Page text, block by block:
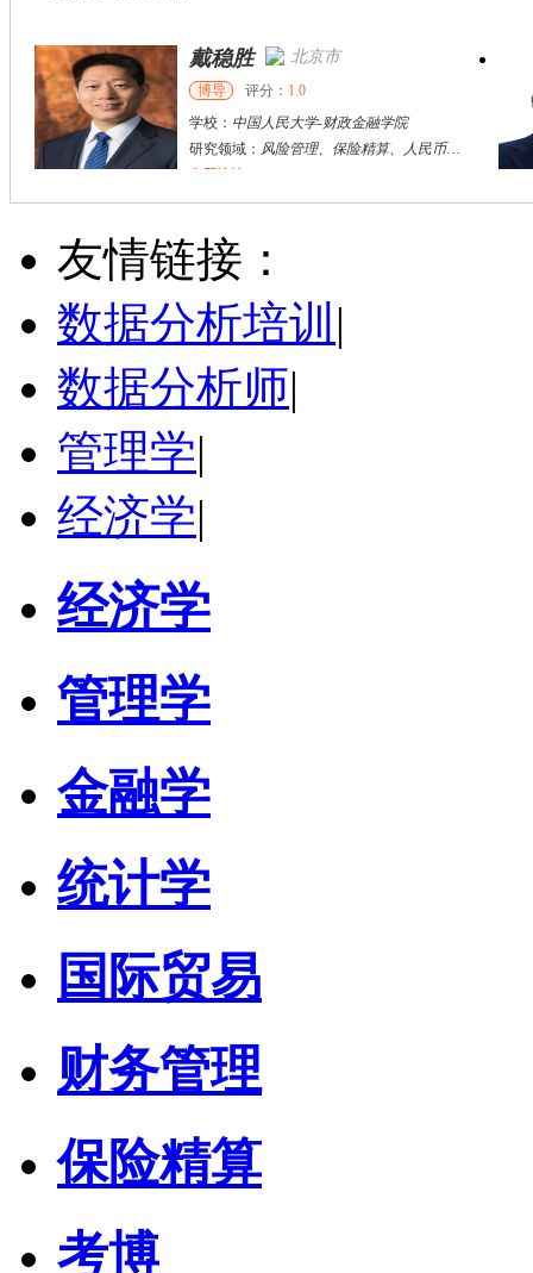
戴稳胜 北京市
博导 评分： 1.0
学校： 中国人民大学-财政金融学院
研究领域： 风险管理、保险精算、人民币国际化
立即咨询
陈传红 武汉市
硕导
学校：中南民族大学
立即咨询
友情链接：
数据分析培训 |
数据分析师|
管理学|
经济学|
经济学
管理学
金融学
统计学
国际贸易
财务管理
保险精算
考博